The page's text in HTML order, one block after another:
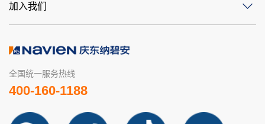
加入我们
全国统一服务热线
400-160-1188